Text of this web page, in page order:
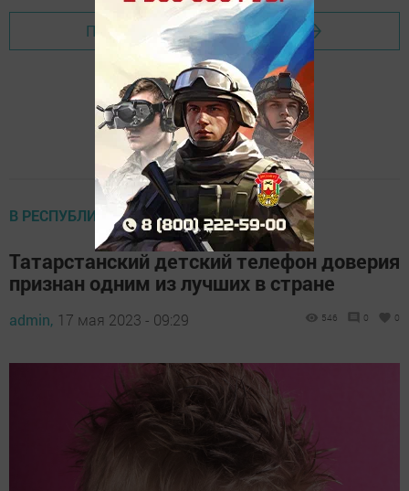
Перейти на страницу новости
В РЕСПУБЛИКЕ
Татарстанский детский телефон доверия
признан одним из лучших в стране
admin, 17 мая 2023 - 09:29 546 0 0